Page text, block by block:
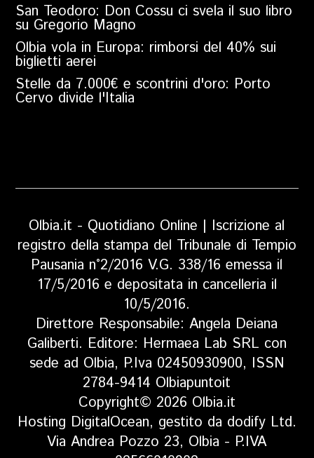
San Teodoro: Don Cossu ci svela il suo libro
su Gregorio Magno
Olbia vola in Europa: rimborsi del 40% sui
biglietti aerei
Stelle da 7.000€ e scontrini d'oro: Porto
Cervo divide l'Italia
Olbia.it - Quotidiano Online | Iscrizione al
registro della stampa del Tribunale di Tempio
Pausania n°2/2016 V.G. 338/16 emessa il
17/5/2016 e depositata in cancelleria il
10/5/2016.
Direttore Responsabile: Angela Deiana
Galiberti. Editore: Hermaea Lab SRL con
sede ad Olbia, P.Iva 02450930900, ISSN
2784-9414 Olbiapuntoit
Copyright© 2026 Olbia.it
Hosting DigitalOcean, gestito da dodify Ltd.
Via Andrea Pozzo 23, Olbia - P.IVA